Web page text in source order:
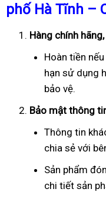
phố Hà Tĩnh –
Hàng chính
Hoàn tiền
hạn sử dụng
bảo vệ.
Bảo mật thông
Thông tin
chia sẻ với
Sản phẩm
chi tiết sản